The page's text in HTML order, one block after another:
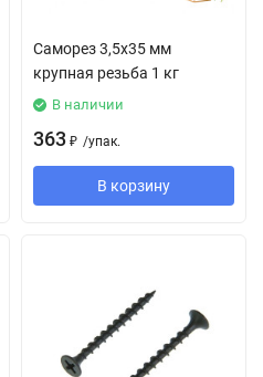
Саморез 3,5х35 мм
крупная резьба 1 кг
В наличии
363 ₽ /упак.
В корзину